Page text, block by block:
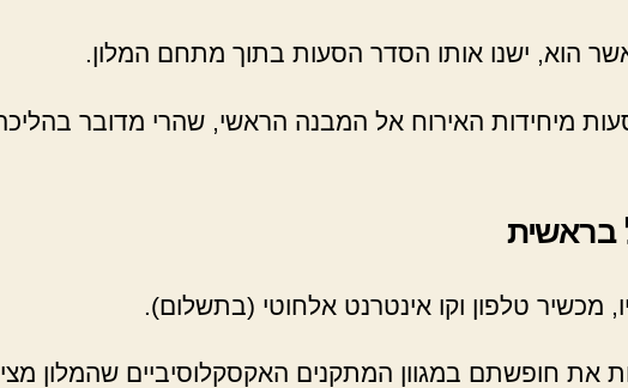
הוא, ישנו אותו הסדר הסעות בתוך מתחם המלון.
מיחידות האירוח אל המבנה הראשי, שהרי מדובר בהליכה
בראשית
מכשיר טלפון וקו אינטרנט אלחוטי (בתשלום).
את חופשתם במגוון המתקנים האקסקלוסיביים שהמלון